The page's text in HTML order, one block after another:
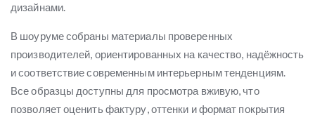
дизайнами.
В шоуруме собраны материалы проверенных
производителей, ориентированных на качество, надёжность
и соответствие современным интерьерным тенденциям.
Все образцы доступны для просмотра вживую, что
позволяет оценить фактуру, оттенки и формат покрытия